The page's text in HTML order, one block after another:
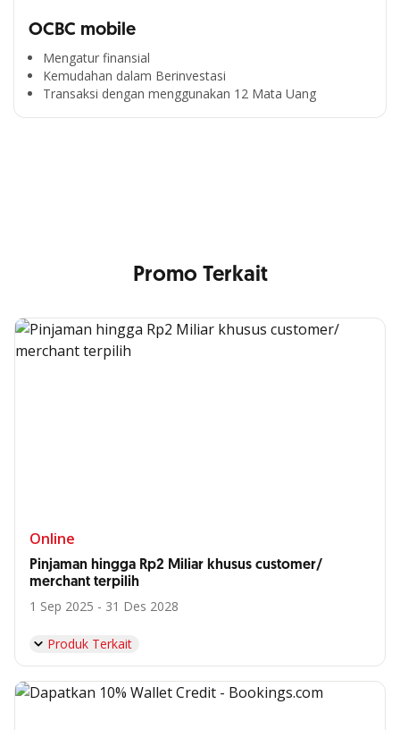
OCBC mobile
Mengatur finansial
Kemudahan dalam Berinvestasi
Transaksi dengan menggunakan 12 Mata Uang
Segala Kemudahan Ada
di Satu Genggaman
Promo Terkait
Online
Pinjaman hingga Rp2 Miliar khusus customer/
merchant terpilih
1 Sep 2025 - 31 Des 2028
Produk Terkait